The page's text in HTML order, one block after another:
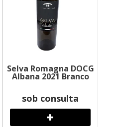
Selva Romagna DOCG
Albana 2021 Branco
sob consulta